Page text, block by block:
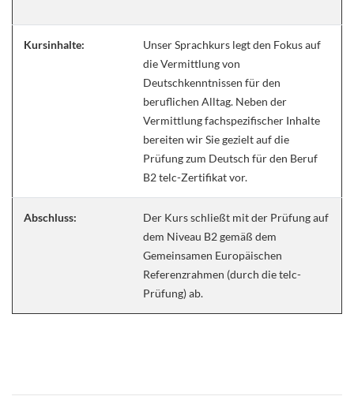
Kursinhalte:
Unser Sprachkurs legt den Fokus auf
die Vermittlung von
Deutschkenntnissen für den
beruflichen Alltag. Neben der
Vermittlung fachspezifischer Inhalte
bereiten wir Sie gezielt auf die
Prüfung zum Deutsch für den Beruf
B2 telc-Zertifikat vor.
Abschluss:
Der Kurs schließt mit der Prüfung auf
dem Niveau B2 gemäß dem
Gemeinsamen Europäischen
Referenzrahmen (durch die telc-
Prüfung) ab.